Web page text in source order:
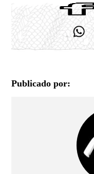
Publicado por: